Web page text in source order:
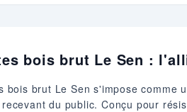
bois brut Le Sen :
bois brut Le Sen s'impose
du public. Conçu pour